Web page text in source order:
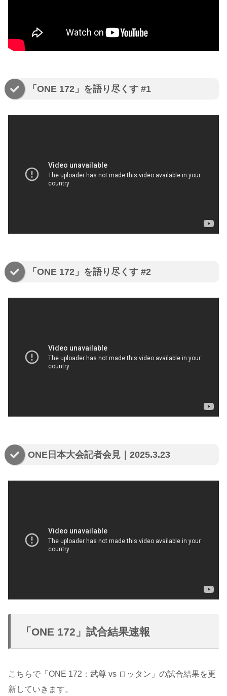
「ONE 172」を語り尽くす #1
「ONE 172」を語り尽くす #2
ONE日本大会記者会見｜2025.3.23
「ONE 172」試合結果速報
こちらで「ONE 172：武尊 vs ロッタン」の試合結果を更
新していきます。